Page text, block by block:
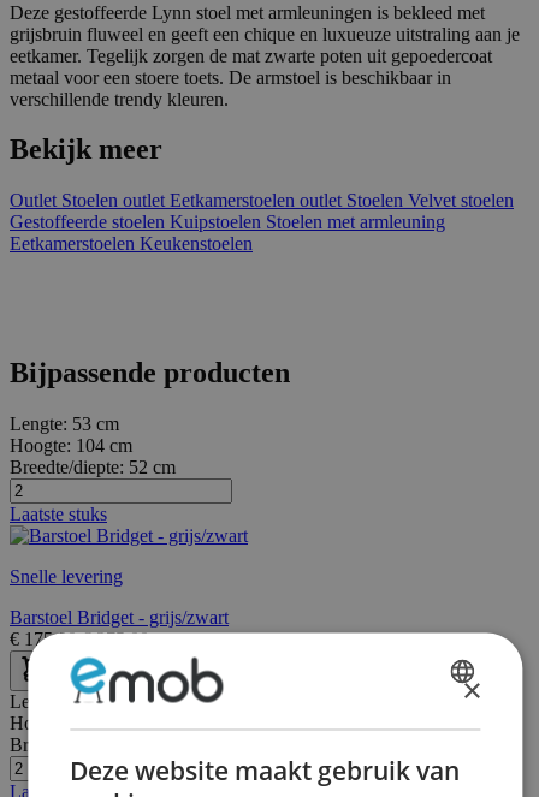
Deze gestoffeerde Lynn stoel met armleuningen is bekleed met
grijsbruin fluweel en geeft een chique en luxueuze uitstraling aan je
eetkamer. Tegelijk zorgen de mat zwarte poten uit gepoedercoat
metaal voor een stoere toets. De armstoel is beschikbaar in
verschillende trendy kleuren.
Bekijk meer
Outlet Stoelen outlet Eetkamerstoelen outlet Stoelen Velvet stoelen
Gestoffeerde stoelen Kuipstoelen Stoelen met armleuning
Eetkamerstoelen Keukenstoelen
Bijpassende producten
Lengte: 53 cm
Hoogte: 104 cm
Breedte/diepte: 52 cm
Laatste stuks
Snelle levering
Barstoel Bridget - grijs/zwart
€ 175,00 €275,00
Lengte: 58 cm
Hoogte:
Breedte/diepte:
Laatste stuks
×
Deze website maakt gebruik van